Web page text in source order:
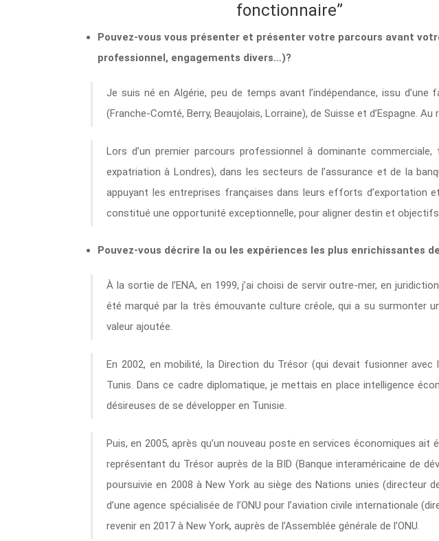
fonctionnaire”
Pouvez-vous vous présenter et présenter votre parcours avant
professionnel, engagements divers…)?
Je suis né en Algérie, peu de temps avant l’indépendance, issu
(Franche-Comté, Berry, Beaujolais, Lorraine), de Suisse et d’Espagne.
Lors d’un premier parcours professionnel à dominante
expatriation à Londres), dans les secteurs de l’assurance et de la
appuyant les entreprises françaises dans leurs efforts d’exportation
constitué une opportunité exceptionnelle, pour aligner destin et
Pouvez-vous décrire la ou les expériences les plus enrichissantes
À la sortie de l’ENA, en 1999, j’ai choisi de servir outre-mer, en
été marqué par la très émouvante culture créole, qui a su surmonter
valeur ajoutée.
En 2002, en mobilité, la Direction du Trésor (qui devait fusionner
Tunis. Dans ce cadre diplomatique, je mettais en place intelligence
désireuses de se développer en Tunisie.
Puis, en 2005, après qu’un nouveau poste en services économiques
représentant du Trésor auprès de la BID (Banque interaméricaine de
poursuivie en 2008 à New York au siège des Nations unies (directeur
d’une agence spécialisée de l’ONU pour l’aviation civile internationale
revenir en 2017 à New York, auprès de l’Assemblée générale de l’ONU.